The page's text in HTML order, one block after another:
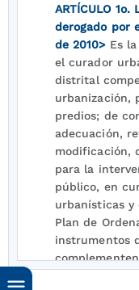
ARTÍCULO 1o.
derogado por
de 2010> Es
el curador
distrital
urbanización,
predios; de
adecuación,
modificación,
para la
público, en
urbanísticas y
Plan de
instrumentos